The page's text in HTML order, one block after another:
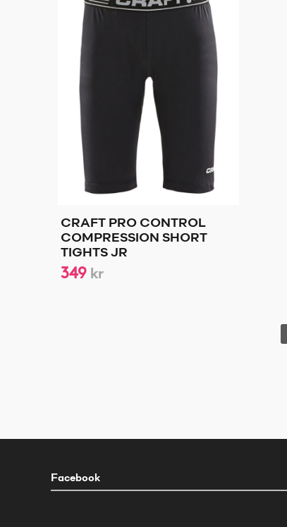
CRAFT PRO CONTROL
COMPRESSION SHORT
TIGHTS JR
349 kr
Facebook